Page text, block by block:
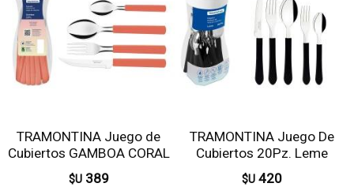
TRAMONTINA Juego de
Cubiertos GAMBOA CORAL
16PZ 23197/700
$U 389
TRAMONTINA Juego De
Cubiertos 20Pz. Leme
Negro 53346
$U 420